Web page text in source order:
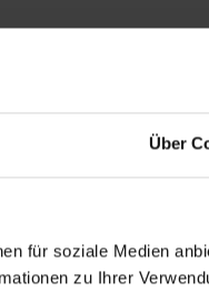
Über
für soziale Medien
zu Ihrer
ab